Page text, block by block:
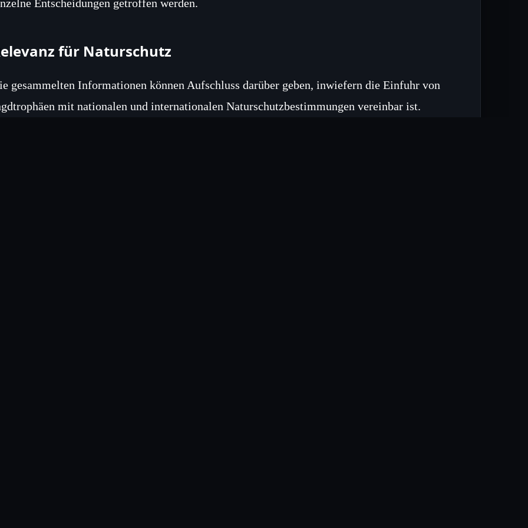
Entscheidungen getroffen werden.
für Naturschutz
gesammelten Informationen können Aufschluss darüber geben, inwiefern die Einfuhr von
mit nationalen und internationalen Naturschutzbestimmungen vereinbar ist.